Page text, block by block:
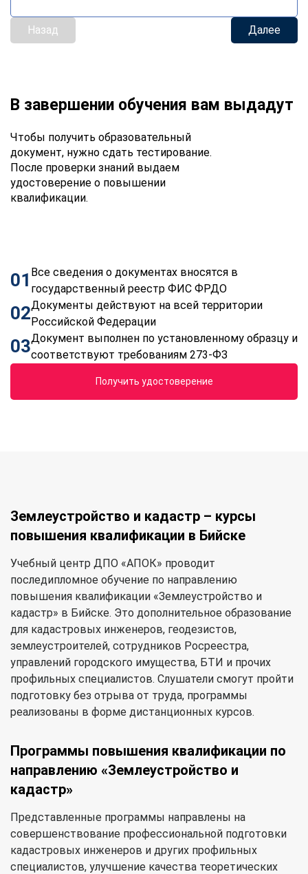
Назад Далее
В завершении обучения вам выдадут
Чтобы получить образовательный
документ, нужно сдать тестирование.
После проверки знаний выдаем
удостоверение о повышении
квалификации.
01 Все сведения о документах вносятся в
государственный реестр ФИС ФРДО
02Документы действуют на всей территории
Российской Федерации
03Документ выполнен по установленному образцу и
соответствуют требованиям 273-ФЗ
Получить удостоверение
Землеустройство и кадастр – курсы
повышения квалификации в Бийске
Учебный центр ДПО «АПОК» проводит
последипломное обучение по направлению
повышения квалификации «Землеустройство и
кадастр» в Бийске. Это дополнительное образование
для кадастровых инженеров, геодезистов,
землеустроителей, сотрудников Росреестра,
управлений городского имущества, БТИ и прочих
профильных специалистов. Слушатели смогут пройти
подготовку без отрыва от труда, программы
реализованы в форме дистанционных курсов.
Программы повышения квалификации по
направлению «Землеустройство и
кадастр»
Представленные программы направлены на
совершенствование профессиональной подготовки
кадастровых инженеров и других профильных
специалистов, улучшение качества теоретических